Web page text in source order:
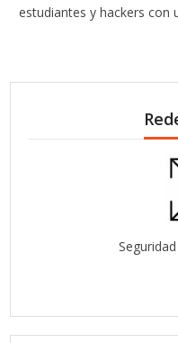
estudiantes y hackers con